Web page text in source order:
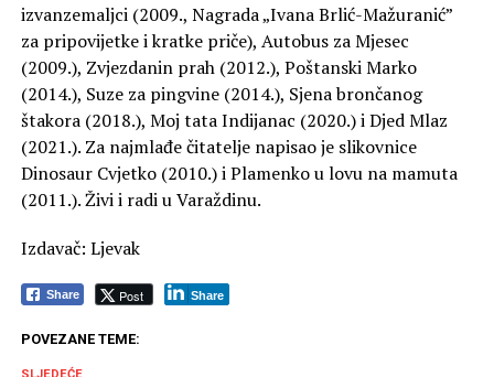
izvanzemaljci (2009., Nagrada „Ivana Brlić-Mažuranić”
za pripovijetke i kratke priče), Autobus za Mjesec
(2009.), Zvjezdanin prah (2012.), Poštanski Marko
(2014.), Suze za pingvine (2014.), Sjena brončanog
štakora (2018.), Moj tata Indijanac (2020.) i Djed Mlaz
(2021.). Za najmlađe čitatelje napisao je slikovnice
Dinosaur Cvjetko (2010.) i Plamenko u lovu na mamuta
(2011.). Živi i radi u Varaždinu.
Izdavač: Ljevak
Share Post Share
POVEZANE TEME:
SLJEDEĆE